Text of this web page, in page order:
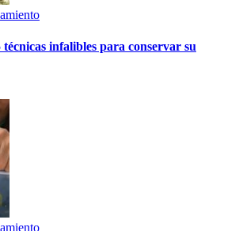
técnicas infalibles para conservar su